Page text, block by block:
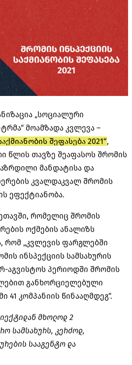
„სოციალური
მოამზადა კვლევა –
შეფასება 2021“,
წლის თავზე შეაფასოს შრომის
მანდატისა და
კვალდაკვალ შრომის
ეფექტიანობა.
რომელიც შრომის
ოქმების ანალიზს
რომ „კვლევის ფარგლებში
ინსპექციის სამსახურის
აგვისტოს პერიოდში შრომის
განხორციელებული
41 კომპანიის წინააღმდეგ“.
მხოლოდ 2
სამსახურს, კერძოდ,
სააგენტო და